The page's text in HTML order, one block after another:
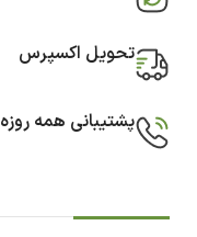
تحویل اکسپرس
پشتیبانی همه روزه